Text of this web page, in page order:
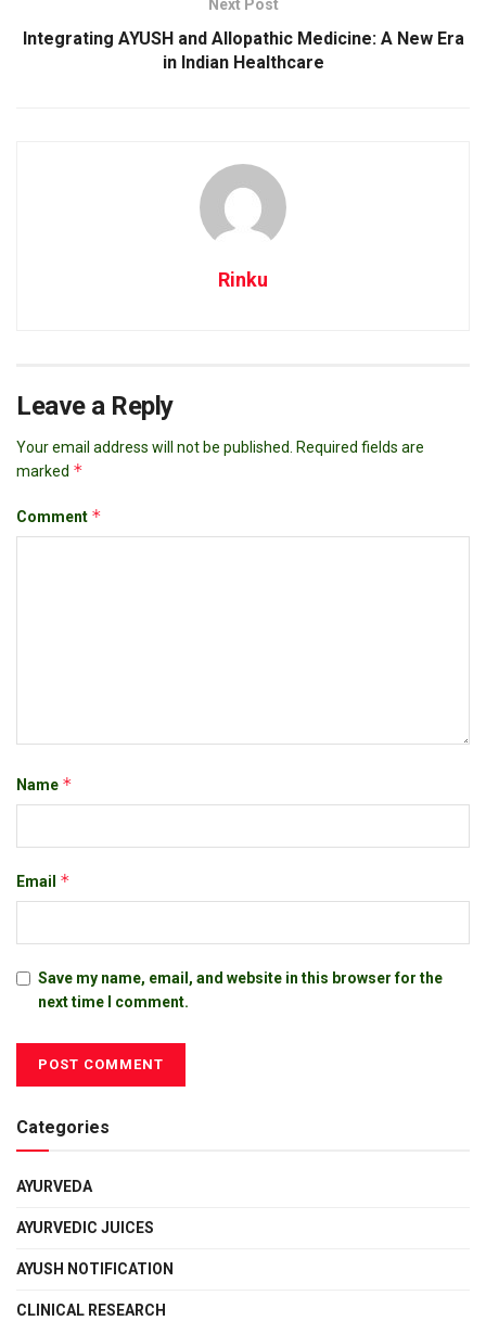
Next Post
Integrating AYUSH and Allopathic Medicine: A New Era
in Indian Healthcare
Rinku
Leave a Reply
Your email address will not be published.
Required fields are
marked *
Comment *
Name *
Email *
Save my name, email, and website in this browser for the
next time I comment.
Categories
AYURVEDA
AYURVEDIC JUICES
AYUSH NOTIFICATION
CLINICAL RESEARCH